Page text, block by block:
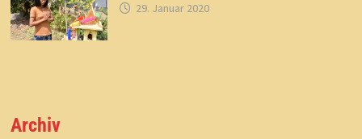
29. Januar 2020
Archiv